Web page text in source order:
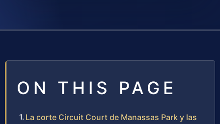
ON THIS PAGE
La corte Circuit Court de Manassas Park y las